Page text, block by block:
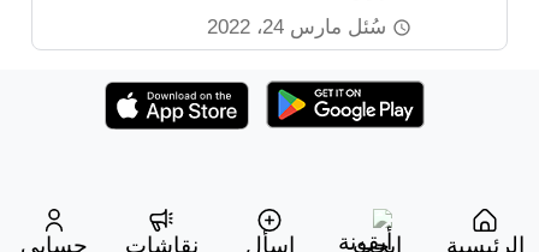
الرئيسية ابحث اسأل نقاشات حسابي
سُئل مارس 24، 2022